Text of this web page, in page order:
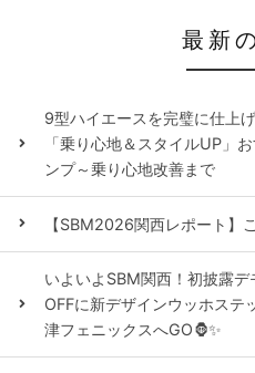
最新
9型ハイエースを完璧に仕上
「乗り心地＆スタイルUP」
ンプ～乗り心地改善まで
【SBM2026関西レポート】
いよいよSBM関西！初披露
OFFに新デザインウッホス
津フェニックスへGO🦍✨